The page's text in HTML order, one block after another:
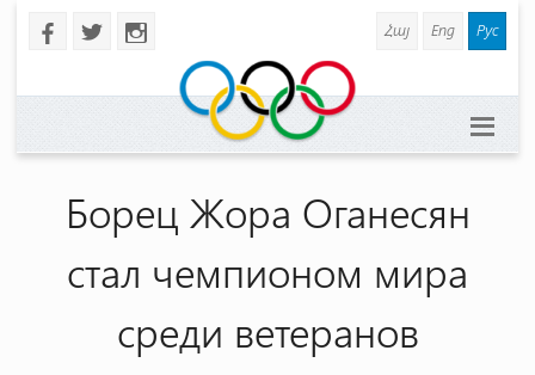
b a x Հայ Eng Рус
Борец Жора Оганесян
стал чемпионом мира
среди ветеранов